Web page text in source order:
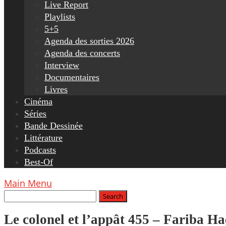
Live Report
Playlists
5+5
Agenda des sorties 2026
Agenda des concerts
Interview
Documentaires
Livres
Cinéma
Séries
Bande Dessinée
Littérature
Podcasts
Best-Of
Main Menu
Le colonel et l’appât 455 – Fariba